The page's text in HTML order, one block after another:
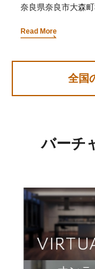
奈良県奈良市大森
Read More
全国
バーチ